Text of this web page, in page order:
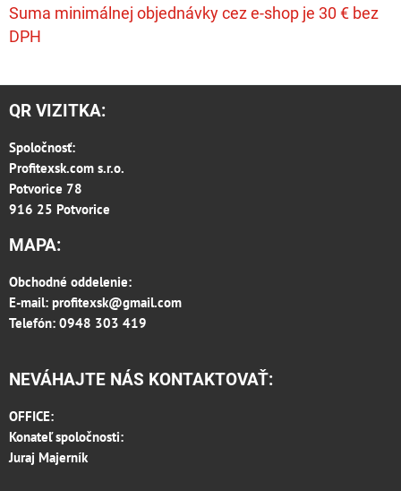
Suma minimálnej objednávky cez e-shop je 30 € bez
DPH
QR VIZITKA:
Spoločnosť:
Profitexsk.com s.r.o.
Potvorice 78
916 25 Potvorice
MAPA:
Obchodné oddelenie:
E-mail: profitexsk@gmail.com
Telefón: 0948 303 419
NEVÁHAJTE NÁS KONTAKTOVAŤ:
OFFICE:
Konateľ spoločnosti:
Juraj Majerník